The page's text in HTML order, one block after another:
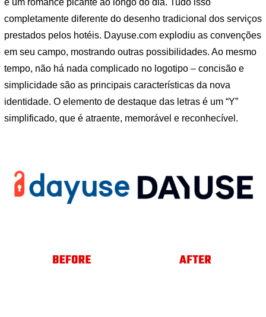
completamente diferente do desenho tradicional dos serviços
prestados pelos hotéis. Dayuse.com explodiu as convenções
em seu campo, mostrando outras possibilidades. Ao mesmo
tempo, não há nada complicado no logotipo – concisão e
simplicidade são as principais características da nova
identidade. O elemento de destaque das letras é um “Y”
simplificado, que é atraente, memorável e reconhecível.